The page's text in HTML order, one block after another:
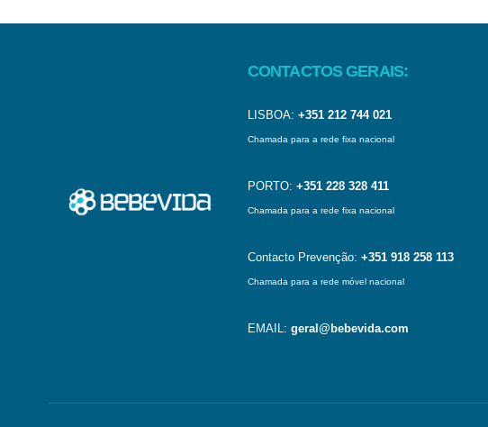
CONTACTOS GERAIS:
LISBOA: +351 212 744 021
Chamada para a rede fixa nacional
PORTO: +351 228 328 411
Chamada para a rede fixa nacional
Contacto Prevenção: +351 918 258 113
Chamada para a rede móvel nacional
EMAIL: geral@bebevida.com